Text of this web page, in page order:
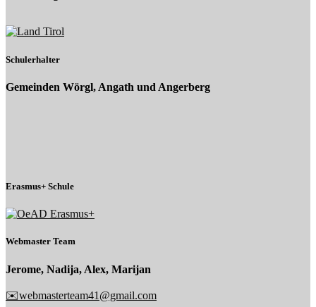
Schulerhalter
Gemeinden Wörgl, Angath und Angerberg
Erasmus+ Schule
Webmaster Team
Jerome, Nadija, Alex, Marijan
✉️webmasterteam41@gmail.com